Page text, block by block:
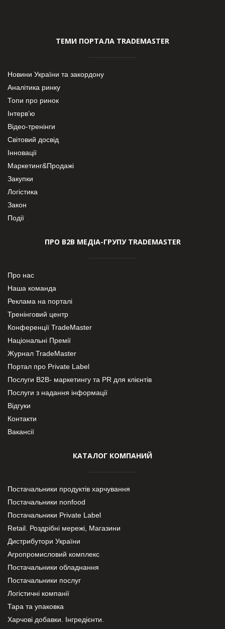
ТЕМИ ПОРТАЛА TRADEMASTER
Новини України та закордону
Аналітика ринку
Топи про ринок
Інтерв’ю
Відео-тренінги
Світовий досвід
Інновації
Маркетинг&Продажі
Закупки
Логістика
Закон
Події
ПРО В2В МЕДІА-ГРУПУ TRADEMASTER
Про нас
Наша команда
Реклама на порталі
Тренінговий центр
Конференції TradeMaster
Національні Премії
Журнал TradeMaster
Портал про Private Label
Послуги В2В- маркетингу та PR для клієнтів
Послуги з надання інформації
Відгуки
Контакти
Вакансії
КАТАЛОГ КОМПАНИЙ
Постачальники продуктів харчування
Постачальники nonfood
Постачальники Private Label
Retail. Роздрібні мережі, Магазини
Дистрибутори України
Агропромисловий комплекс
Постачальники обладнання
Постачальники послуг
Логістичні компанії
Тара та упаковка
Харчові добавки. Інгредієнти.